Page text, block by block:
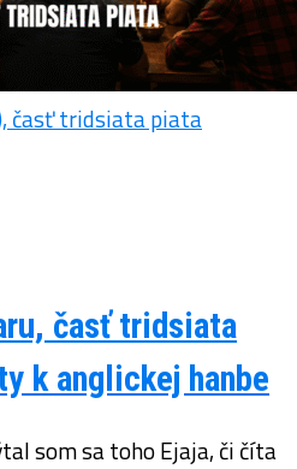
časť tridsiata
k anglickej hanbe
som sa toho Ejaja, či číta